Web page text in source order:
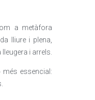
a metàfora
lliure i plena,
i arrels.
més essencial: